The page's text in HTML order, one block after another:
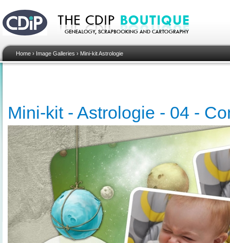
Home › Image Galleries › Mini-kit Astrologie
Mini-kit - Astrologie - 04 -